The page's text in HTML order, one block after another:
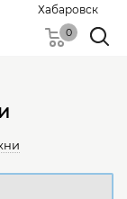
Хабаровск
0